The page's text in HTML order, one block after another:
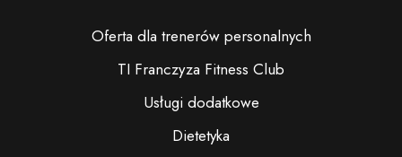
Oferta dla trenerów personalnych
TI Franczyza Fitness Club
Usługi dodatkowe
Dietetyka